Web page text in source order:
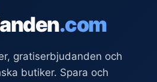
.com
gratiserbjudanden och
butiker. Spara och